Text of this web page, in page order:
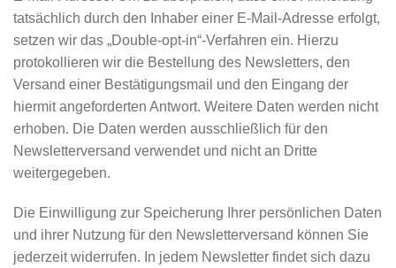
tatsächlich durch den Inhaber einer E-Mail-Adresse erfolgt,
setzen wir das „Double-opt-in“-Verfahren ein. Hierzu
protokollieren wir die Bestellung des Newsletters, den
Versand einer Bestätigungsmail und den Eingang der
hiermit angeforderten Antwort. Weitere Daten werden nicht
erhoben. Die Daten werden ausschließlich für den
Newsletterversand verwendet und nicht an Dritte
weitergegeben.
Die Einwilligung zur Speicherung Ihrer persönlichen Daten
und ihrer Nutzung für den Newsletterversand können Sie
jederzeit widerrufen. In jedem Newsletter findet sich dazu